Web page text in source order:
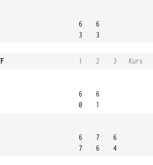
6
3
6
3
1 2 3
Kurs
6
0
6
1
6
7
7
6
6
4